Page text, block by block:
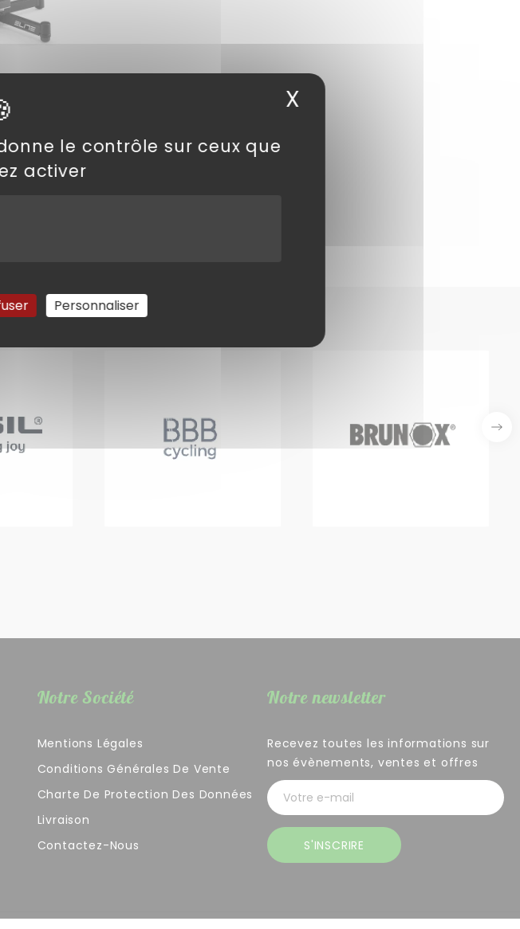
le contrôle sur ceux que
activer
Personnaliser
X Masquer le
Aventi
Notre Société
Mentions Légales
Conditions Générales De Vente
Charte De Protection Des Données
Livraison
Contactez-Nous
Notre newsletter
Recevez toutes les informations sur
nos évènements, ventes et offres